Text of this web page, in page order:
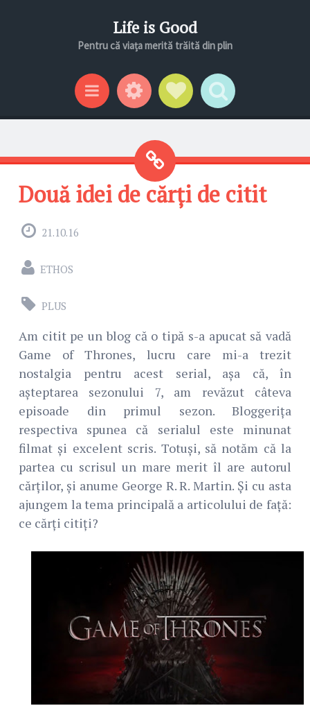
Life is Good
Pentru că viața merită trăită din plin
CategoriiGadgeturiProfil social
Search
Două idei de cărți de citit
21.10.16
ETHOS
PLUS
Am citit pe un blog că o tipă s-a apucat să vadă
Game of Thrones, lucru care mi-a trezit
nostalgia pentru acest serial, așa că, în
așteptarea sezonului 7, am revăzut câteva
episoade din primul sezon. Bloggerița
respectiva spunea că serialul este minunat
filmat și excelent scris. Totuși, să notăm că la
partea cu scrisul un mare merit îl are autorul
cărților, și anume George R. R. Martin. Și cu asta
ajungem la tema principală a articolului de față:
ce cărți citiți?